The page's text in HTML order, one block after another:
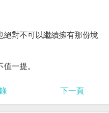
絕對不可以繼續擁有那份境
一提。
下一頁